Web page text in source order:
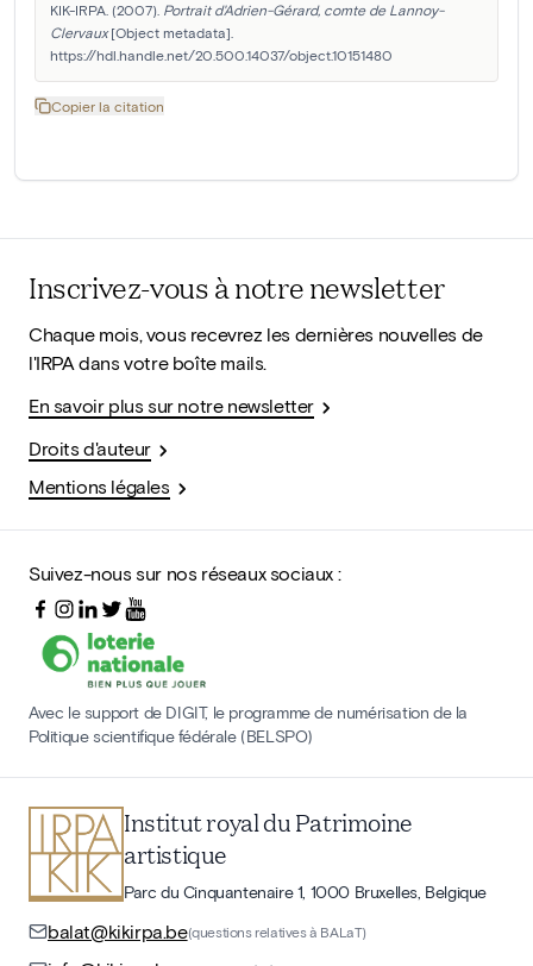
KIK-IRPA. (2007). Portrait d'Adrien-Gérard, comte de Lannoy-
Clervaux [Object metadata].
https://hdl.handle.net/20.500.14037/object.10151480
Copier la citation
Inscrivez-vous à notre newsletter
Chaque mois, vous recevrez les dernières nouvelles de
l'IRPA dans votre boîte mails.
En savoir plus sur notre newsletter
Droits d'auteur
Mentions légales
Suivez-nous sur nos réseaux sociaux :
Avec le support de DIGIT, le programme de numérisation de la
Politique scientifique fédérale (BELSPO)
Institut royal du Patrimoine
artistique
Parc du Cinquantenaire 1, 1000 Bruxelles, Belgique
balat@kikirpa.be(questions relatives à BALaT)